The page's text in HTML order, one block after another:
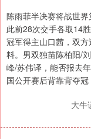
陈雨菲半决赛将战世
此前28次交手各取14
冠军得主山口茜，双
料。男双独苗陈柏阳/
峰/苏伟译，能否报去
国公开赛后背靠背夺冠
大牛